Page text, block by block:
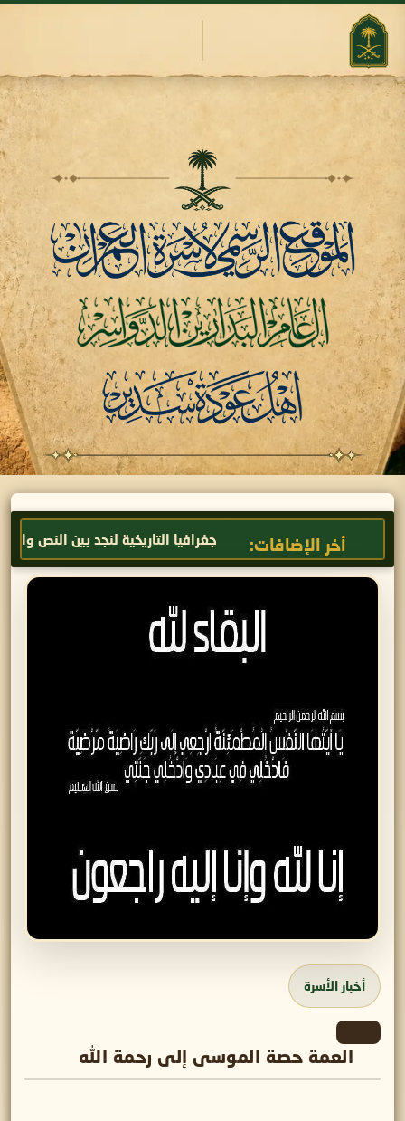
أخر الإضافات:نخيل عودة سدير الجغرافيا التاريخية لنجد بين النص والمكان
أخبار الأسرة
العمة حصة الموسى إلى رحمة الله